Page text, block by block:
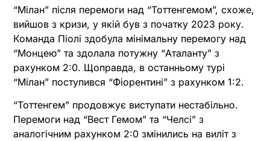
“Мілан” після перемоги над “Тоттенгемом”, схоже,
вийшов з кризи, у якій був з початку 2023 року.
Команда Піолі здобула мінімальну перемогу над
“Монцею” та здолала потужну “Аталанту” з
рахунком 2:0. Щоправда, в останньому турі
“Мілан” поступився “Фіорентині” з рахунком 1:2.
“Тоттенгем” продовжує виступати нестабільно.
Перемоги над “Вест Гемом” та “Челсі” з
аналогічним рахунком 2:0 змінились на виліт з